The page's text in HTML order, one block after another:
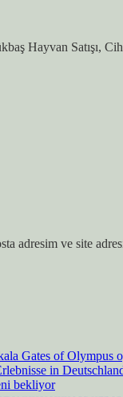
Hayvan Satışı,
adresim ve site
Gates of Olympus
in
bekliyor